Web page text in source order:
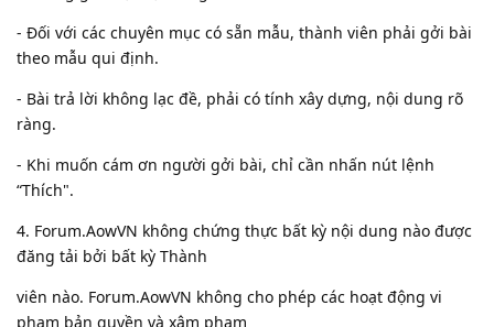
- Đối với các chuyên mục có sẵn mẫu, thành viên phải gởi bài
theo mẫu qui định.
- Bài trả lời không lạc đề, phải có tính xây dựng, nội dung rõ
ràng.
- Khi muốn cám ơn người gởi bài, chỉ cần nhấn nút lệnh
“Thích".
4. Forum.AowVN không chứng thực bất kỳ nội dung nào được
đăng tải bởi bất kỳ Thành
viên nào. Forum.AowVN không cho phép các hoạt động vi
phạm bản quyền và xâm phạm